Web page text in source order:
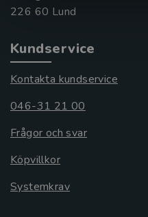
Kundservice
Kontakta kundservice
046-31 21 00
Frågor och svar
Köpvillkor
Systemkrav